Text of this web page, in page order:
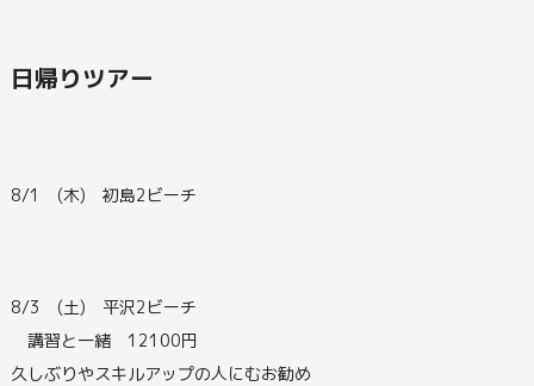
日帰りツアー
8/1 (木) 初島2ビーチ
8/3 (土) 平沢2ビーチ
講習と一緒 12100円
久しぶりやスキルアップの人にむお勧め